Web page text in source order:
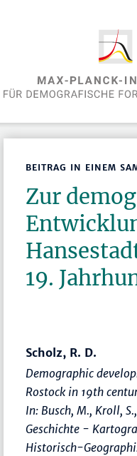
BEITRAG IN EINEM
Zur
19.
Scholz, R. D.
Demographic
Rostock in 19th
In: Busch, M., Kroll,
Geschichte -
Historisch-